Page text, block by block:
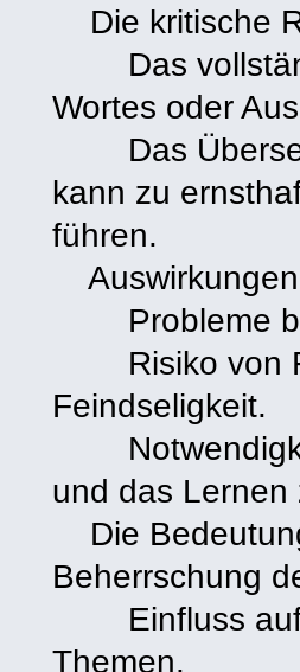
Die kritische
Das
Wortes oder
Das
kann zu
führen.
Auswirkungen
Probleme
Risiko von
Feindseligkeit.
und das Lernen
Die
Beherrschung
Einfluss auf
Themen.